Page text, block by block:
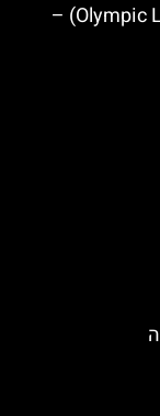
מלון אולימפיק לגון איה נאפה (Olympic Lagoon) –